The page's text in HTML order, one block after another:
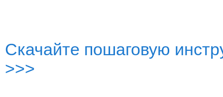
Скачайте пошаговую
>>>